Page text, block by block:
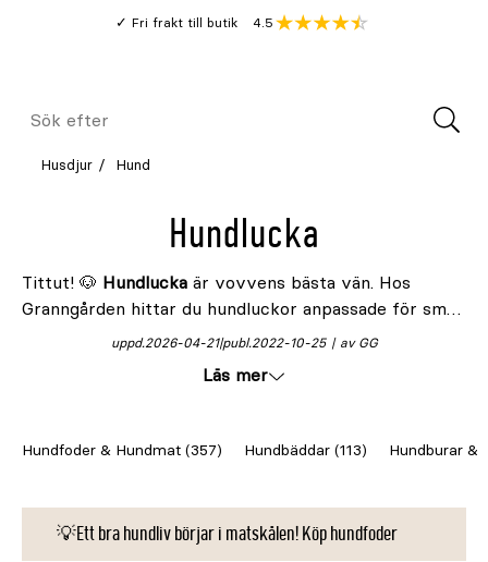
Fri frakt till butik
Genomsnitt
4.5
Meny
Sök
Husdjur Hund
Hundlucka
Tittut! 🐶 Hundlucka är vovvens bästa vän. Hos
Granngården hittar du hundluckor anpassade för små
och stora hundar. Säg hej till lucka med
isolerad hundlucka. Välj dessutom låsningsmetod efter
dörrar. Bästa hundluckan väntar på dig och din
publ.2022-10-25
uppd.2026-04-21 av GG
Läs mer
Hundfoder & Hundmat (357) Hundbäddar (113) Hundburar &
💡Ett bra hundliv börjar i matskålen! Köp hundfoder